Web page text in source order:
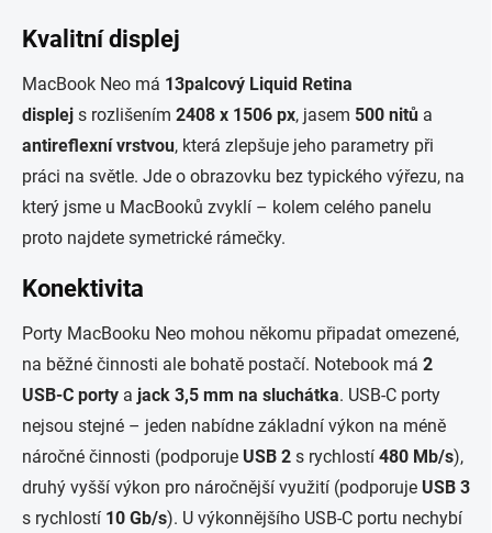
Kvalitní displej
MacBook Neo má 13palcový Liquid Retina
displej s rozlišením 2408 x 1506 px, jasem 500 nitů a
antireflexní vrstvou, která zlepšuje jeho parametry při
práci na světle. Jde o obrazovku bez typického výřezu, na
který jsme u MacBooků zvyklí – kolem celého panelu
proto najdete symetrické rámečky.
Konektivita
Porty MacBooku Neo mohou někomu připadat omezené,
na běžné činnosti ale bohatě postačí. Notebook má 2
USB-C porty a jack 3,5 mm na sluchátka. USB-C porty
nejsou stejné – jeden nabídne základní výkon na méně
náročné činnosti (podporuje USB 2 s rychlostí 480 Mb/s),
druhý vyšší výkon pro náročnější využití (podporuje USB 3
s rychlostí 10 Gb/s). U výkonnějšího USB-C portu nechybí